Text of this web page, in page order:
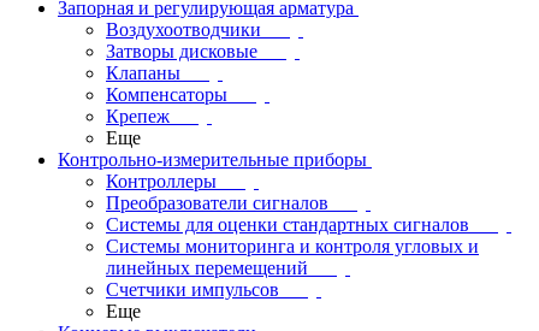
Запорная и регулирующая арматура
Воздухоотводчики
Затворы дисковые
Клапаны
Компенсаторы
Крепеж
Еще
Контрольно-измерительные приборы
Контроллеры
Преобразователи сигналов
Системы для оценки стандартных сигналов
Системы мониторинга и контроля угловых и
линейных перемещений
Счетчики импульсов
Еще